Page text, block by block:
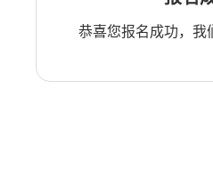
恭喜您报名成功，我